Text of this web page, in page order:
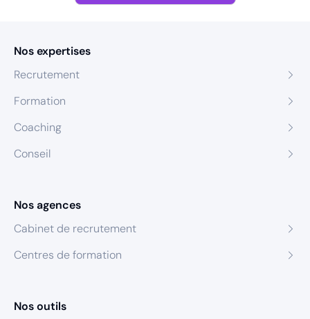
Nos expertises
Recrutement
Formation
Coaching
Conseil
Nos agences
Cabinet de recrutement
Centres de formation
Nos outils